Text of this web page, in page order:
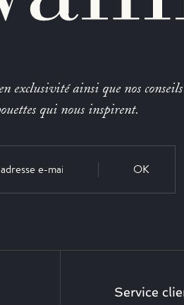
exclusivité ainsi que nos
qui nous inspirent.
OK
Service